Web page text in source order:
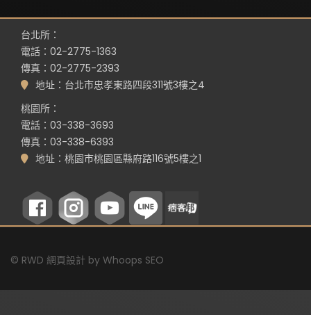
台北所：
電話：02-2775-1363
傳真：02-2775-2393
地址：台北市忠孝東路四段311號3樓之4
桃園所：
電話：03-338-3693
傳真：03-338-6393
地址：桃園市桃園區縣府路116號5樓之1
© RWD 網頁設計 by Whoops SEO